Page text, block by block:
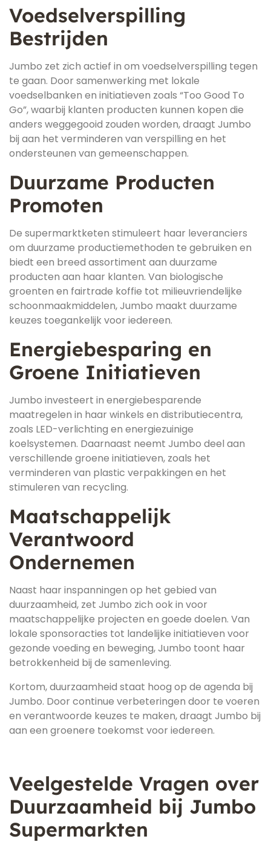
Voedselverspilling
Bestrijden
Jumbo zet zich actief in om voedselverspilling tegen
te gaan. Door samenwerking met lokale
voedselbanken en initiatieven zoals “Too Good To
Go”, waarbij klanten producten kunnen kopen die
anders weggegooid zouden worden, draagt Jumbo
bij aan het verminderen van verspilling en het
ondersteunen van gemeenschappen.
Duurzame Producten
Promoten
De supermarktketen stimuleert haar leveranciers
om duurzame productiemethoden te gebruiken en
biedt een breed assortiment aan duurzame
producten aan haar klanten. Van biologische
groenten en fairtrade koffie tot milieuvriendelijke
schoonmaakmiddelen, Jumbo maakt duurzame
keuzes toegankelijk voor iedereen.
Energiebesparing en
Groene Initiatieven
Jumbo investeert in energiebesparende
maatregelen in haar winkels en distributiecentra,
zoals LED-verlichting en energiezuinige
koelsystemen. Daarnaast neemt Jumbo deel aan
verschillende groene initiatieven, zoals het
verminderen van plastic verpakkingen en het
stimuleren van recycling.
Maatschappelijk
Verantwoord
Ondernemen
Naast haar inspanningen op het gebied van
duurzaamheid, zet Jumbo zich ook in voor
maatschappelijke projecten en goede doelen. Van
lokale sponsoracties tot landelijke initiatieven voor
gezonde voeding en beweging, Jumbo toont haar
betrokkenheid bij de samenleving.
Kortom, duurzaamheid staat hoog op de agenda bij
Jumbo. Door continue verbeteringen door te voeren
en verantwoorde keuzes te maken, draagt Jumbo bij
aan een groenere toekomst voor iedereen.
Veelgestelde Vragen over
Duurzaamheid bij Jumbo
Supermarkten